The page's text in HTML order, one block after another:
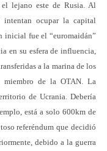
lejano este de Rusia. Al
ocupar la capital
inicial fue el “euromaidán”
en su esfera de influencia,
a la marina de los
miembro de la OTAN. La
de Ucrania. Debería
está a solo 600km de
referéndum que decidió
debido a la guerra